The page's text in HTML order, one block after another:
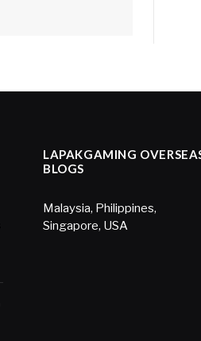
LAPAKGAMING
BLOGS
Malaysia, Philippines,
Singapore, USA